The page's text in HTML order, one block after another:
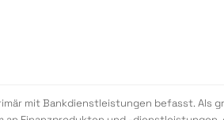
mit Bankdienstleistungen befasst. Als